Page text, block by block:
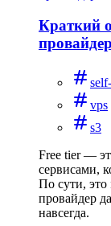
Краткий
vps
s3
Free tier —
сервисами,
По сути,
провайдер
навсегда.